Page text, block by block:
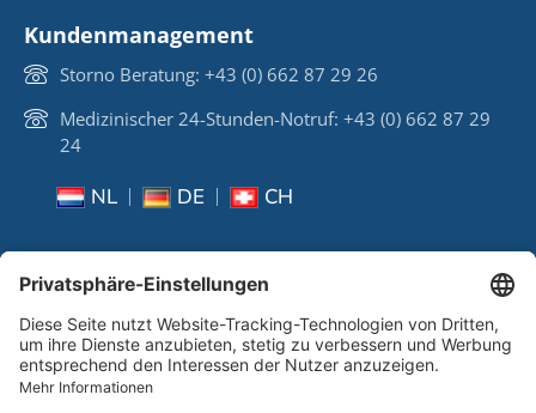
Kundenmanagement
Storno Beratung: +43 (0) 662 87 29 26
Medizinischer 24-Stunden-Notruf: +43 (0) 662 87 29
24
NL DE CH